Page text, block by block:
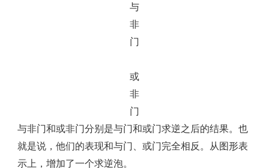
与
非
门
或
非
门
与非门和或非门分别是与门和或门求逆之后的结果。也
就是说，他们的表现和与门、或门完全相反。从图形表
示上，增加了一个求逆泡。